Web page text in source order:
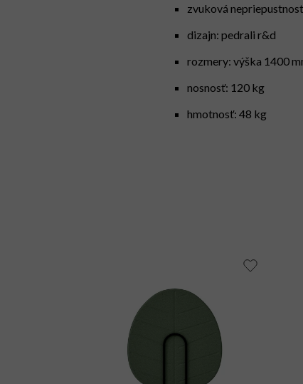
zvuková nepriepustnosť
dizajn: pedrali r&d
rozmery: výška 1400
nosnosť: 120 kg
hmotnosť: 48 kg